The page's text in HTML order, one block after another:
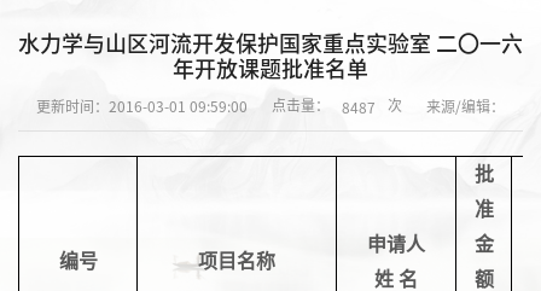
水力学与山区河流开发保护国家重点实验室 二〇一六
年开放课题批准名单
更新时间：2016-03-01 09:59:00 点击量： 8487 次 来源/编辑：
编号 项目名称
申请人
姓 名
批
准
金
额